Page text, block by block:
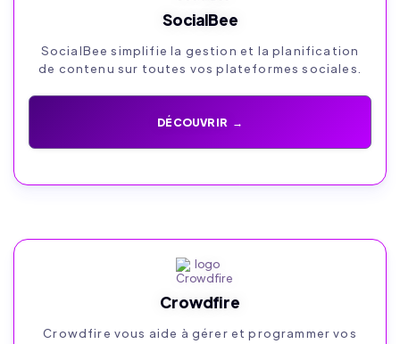
SocialBee
SocialBee simplifie la gestion et la planification
de contenu sur toutes vos plateformes sociales.
DÉCOUVRIR →
Crowdfire
Crowdfire vous aide à gérer et programmer vos